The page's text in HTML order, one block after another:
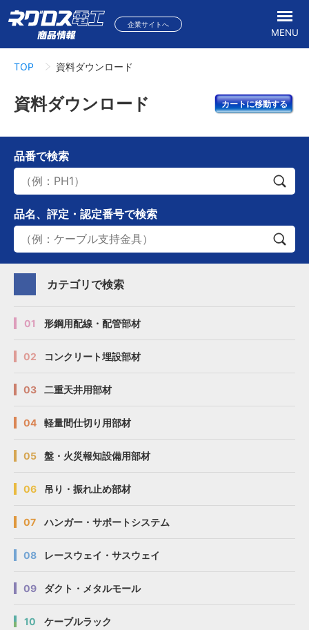
企業サイトへ
MENU
TOP 資料ダウンロード
資料ダウンロード カートに移動する
品番で検索
品名、評定・認定番号で検索
カテゴリで検索
01 形鋼用配線・配管部材
02 コンクリート埋設部材
03 二重天井用部材
04 軽量間仕切り用部材
05 盤・火災報知設備用部材
06 吊り・振れ止め部材
07 ハンガー・サポートシステム
08 レースウェイ・サスウェイ
09 ダクト・メタルモール
10 ケーブルラック